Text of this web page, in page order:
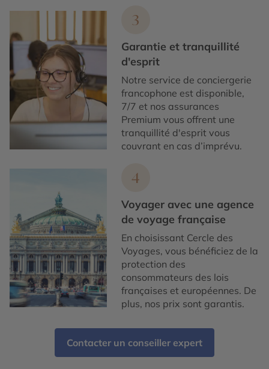
3
Garantie et tranquillité
d'esprit
Notre service de conciergerie
francophone est disponible,
7/7 et nos assurances
Premium vous offrent une
tranquillité d'esprit vous
couvrant en cas d’imprévu.
4
Voyager avec une agence
de voyage française
En choisissant Cercle des
Voyages, vous bénéficiez de la
protection des
consommateurs des lois
françaises et européennes. De
plus, nos prix sont garantis.
Contacter un conseiller expert